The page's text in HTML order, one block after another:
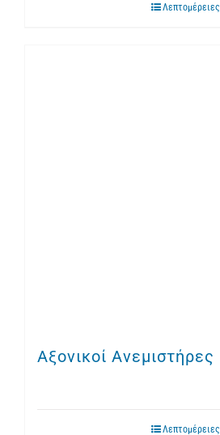
Λεπτομέρειες
Αξονικοί Ανεμιστήρες
Λεπτομέρειες